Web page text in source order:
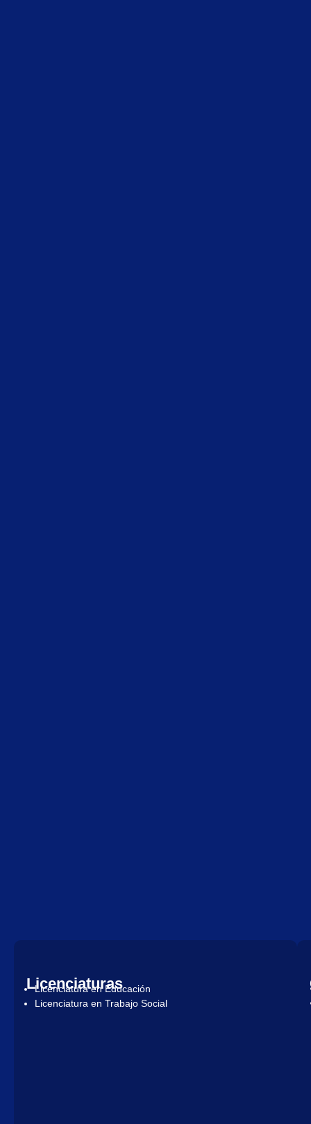
Licenciaturas
Licenciatura en Educación
Licenciatura en Trabajo Social